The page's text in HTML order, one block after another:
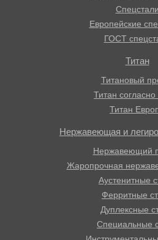
Спецстали
Европейские
ГОСТ
Титан
Титановый
Титан
Титан
Нержавеющая и
Нержавеющий
Жаропрочная
Аустенитные
Ферритные
Дуплексные
Специальные